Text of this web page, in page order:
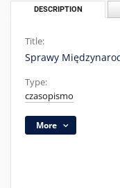
DESCRIPTION
Title:
Sprawy
Type:
czasopismo
More